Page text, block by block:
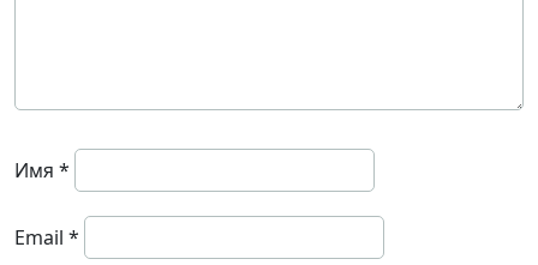
Имя *
Email *